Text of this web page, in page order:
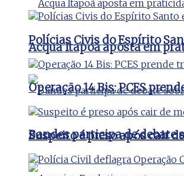
Acqua Itapoã aposta em
Bandes participa de debate
Polícias Civis do Espírito
Operação 14 Bis: PCES
Suspeito é preso após cair